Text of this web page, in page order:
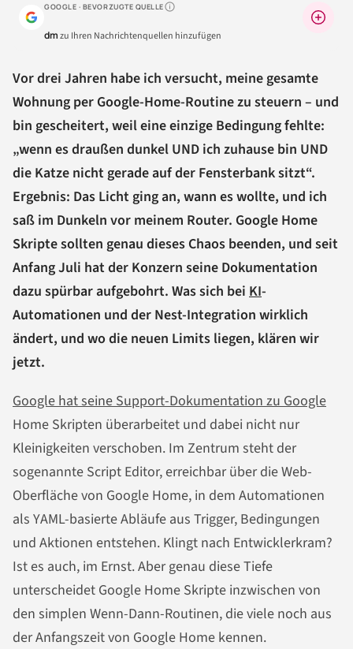
GOOGLE · BEVORZUGTE QUELLEWarum lohnt sich das?
dmzu Ihren Nachrichtenquellen hinzufügen
Vor drei Jahren habe ich versucht, meine gesamte
Wohnung per Google-Home-Routine zu steuern – und
bin gescheitert, weil eine einzige Bedingung fehlte:
„wenn es draußen dunkel UND ich zuhause bin UND
die Katze nicht gerade auf der Fensterbank sitzt“.
Ergebnis: Das Licht ging an, wann es wollte, und ich
saß im Dunkeln vor meinem Router. Google Home
Skripte sollten genau dieses Chaos beenden, und seit
Anfang Juli hat der Konzern seine Dokumentation
dazu spürbar aufgebohrt. Was sich bei KI-
Automationen und der Nest-Integration wirklich
ändert, und wo die neuen Limits liegen, klären wir
jetzt.
Google hat seine Support-Dokumentation zu Google
Home Skripten überarbeitet und dabei nicht nur
Kleinigkeiten verschoben. Im Zentrum steht der
sogenannte Script Editor, erreichbar über die Web-
Oberfläche von Google Home, in dem Automationen
als YAML-basierte Abläufe aus Trigger, Bedingungen
und Aktionen entstehen. Klingt nach Entwicklerkram?
Ist es auch, im Ernst. Aber genau diese Tiefe
unterscheidet Google Home Skripte inzwischen von
den simplen Wenn-Dann-Routinen, die viele noch aus
der Anfangszeit von Google Home kennen.